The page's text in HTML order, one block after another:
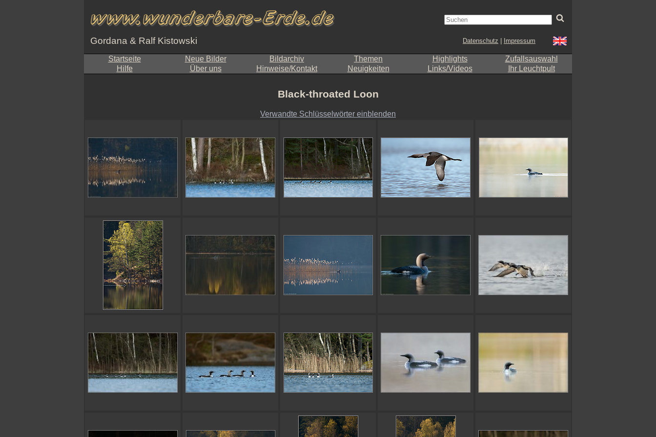
Gordana & Ralf Kistowski Datenschutz Impressum
Startseite Neue Bilder Bildarchiv Themen Highlights
Zufallsauswahl
Hilfe
Über uns Hinweise/Kontakt Neuigkeiten Links/Videos Ihr Leuchtpult
Black-throated Loon
Verwandte Schlüsselwörter einblenden